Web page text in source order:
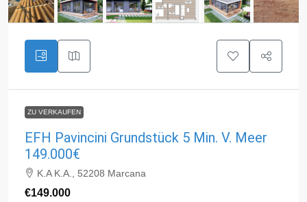
ZU VERKAUFEN
EFH Pavincini Grundstück 5 Min. V. Meer
149.000€
K.A K.A., 52208 Marcana
€149.000